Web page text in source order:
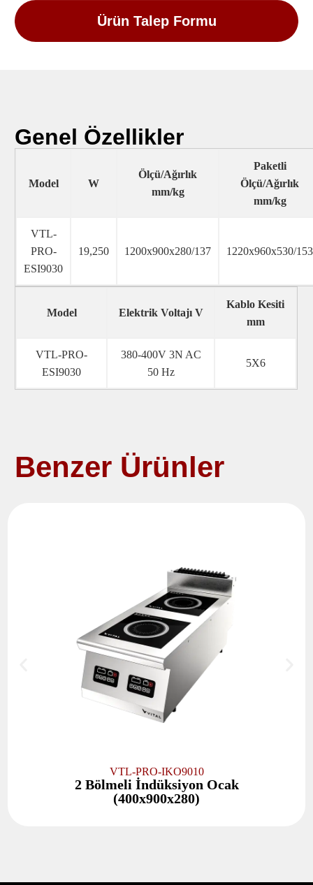
Ürün Talep Formu
Genel Özellikler
Model W
Ölçü/Ağırlık
mm/kg
Paketli
Ölçü/Ağırlık
mm/kg
VTL-
PRO-
ESI9030
19,250 1200x900x280/137 1220x960x530/153
Model Elektrik Voltajı V
Kablo Kesiti
mm
VTL-PRO-
ESI9030
380-400V 3N AC
50 Hz
5X6
Benzer Ürünler
VTL-PRO-IKO9010
2 Bölmeli İndüksiyon Ocak
(400x900x280)